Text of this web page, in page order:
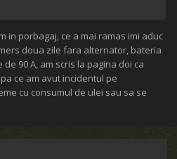
in porbagaj, ce a mai ramas imi aduc
doua zile fara alternator, bateria
90 A, am scris la pagina doi ca
ce am avut incidentul pe
cu consumul de ulei sau sa se